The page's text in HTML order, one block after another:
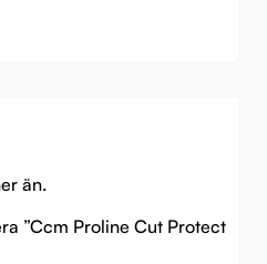
än.
”Ccm Proline Cut Protect